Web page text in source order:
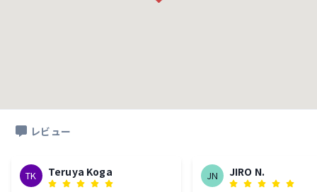
レビュー
TK Teruya Koga JN JIRO N.